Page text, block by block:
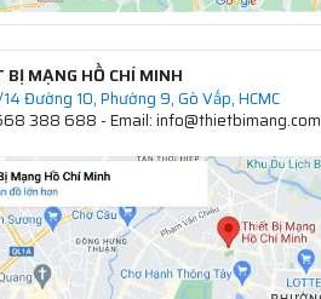
BỊ MẠNG HỒ CHÍ MINH
Đường 10, Phường 9, Gò Vấp, HCMC
388 688 - Email: info@thietbimang.com